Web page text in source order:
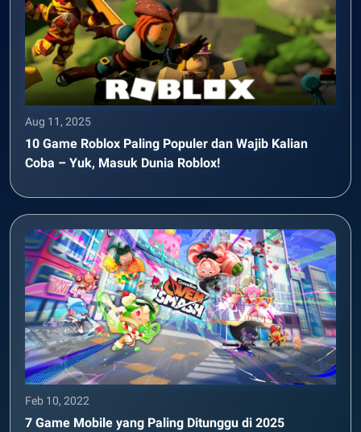
Aug 11, 2025
10 Game Roblox Paling Populer dan Wajib Kalian
Coba – Yuk, Masuk Dunia Roblox!
Feb 10, 2022
7 Game Mobile yang Paling Ditunggu di 2025